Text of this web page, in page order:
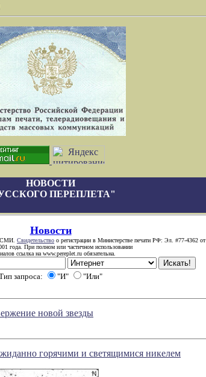
НОВОСТИ
ПЕРЕПЛЕТА"
Новости
СМИ. Свидетельство о регистрации в Министерстве печати РФ: Эл. #77-4362 от
года. При полном или частичном использовании
ссылка на www.pereplet.ru обязательна.
запроса: "И" "Или"
новой звезды
горячими и светящимися никелем